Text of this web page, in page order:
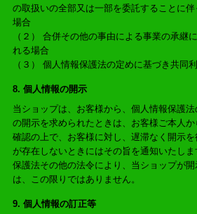
の取扱いの全部又は一部を委託することに
場合
（２） 合併その他の事由による事業の承継
れる場合
（３） 個人情報保護法の定めに基づき共同
8. 個人情報の開示
当ショップは、お客様から、個人情報保護
の開示を求められたときは、お客様ご本人
確認の上で、お客様に対し、遅滞なく開示
が存在しないときにはその旨を通知いたし
保護法その他の法令により、当ショップが
は、この限りではありません。
9. 個人情報の訂正等